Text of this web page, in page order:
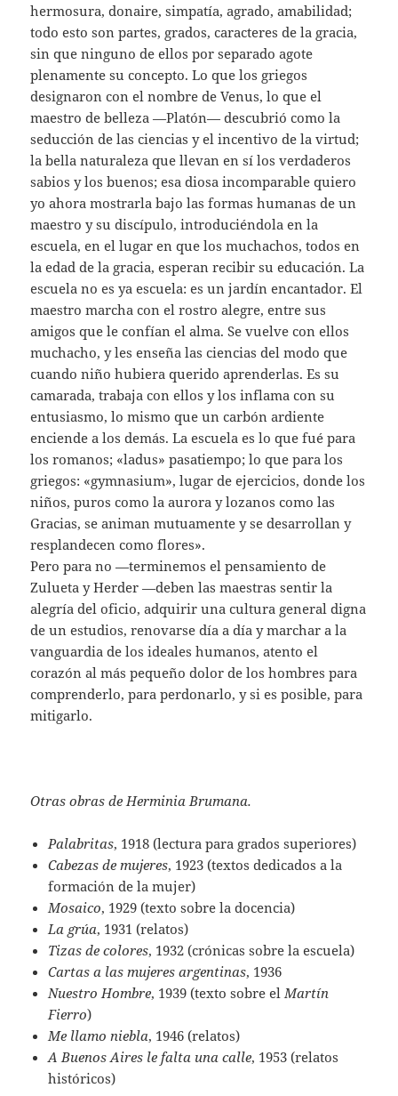
hermosura, donaire, simpatía, agrado, amabilidad;
todo esto son partes, grados, caracteres de la gracia,
sin que ninguno de ellos por separado agote
plenamente su concepto. Lo que los griegos
designaron con el nombre de Venus, lo que el
maestro de belleza —Platón— descubrió como la
seducción de las ciencias y el incentivo de la virtud;
la bella naturaleza que llevan en sí los verdaderos
sabios y los buenos; esa diosa incomparable quiero
yo ahora mostrarla bajo las formas humanas de un
maestro y su discípulo, introduciéndola en la
escuela, en el lugar en que los muchachos, todos en
la edad de la gracia, esperan recibir su educación. La
escuela no es ya escuela: es un jardín encantador. El
maestro marcha con el rostro alegre, entre sus
amigos que le confían el alma. Se vuelve con ellos
muchacho, y les enseña las ciencias del modo que
cuando niño hubiera querido aprenderlas. Es su
camarada, trabaja con ellos y los inflama con su
entusiasmo, lo mismo que un carbón ardiente
enciende a los demás. La escuela es lo que fué para
los romanos; «ladus» pasatiempo; lo que para los
griegos: «gymnasium», lugar de ejercicios, donde los
niños, puros como la aurora y lozanos como las
Gracias, se animan mutuamente y se desarrollan y
resplandecen como flores».
Pero para no —terminemos el pensamiento de
Zulueta y Herder —deben las maestras sentir la
alegría del oficio, adquirir una cultura general digna
de un estudios, renovarse día a día y marchar a la
vanguardia de los ideales humanos, atento el
corazón al más pequeño dolor de los hombres para
comprenderlo, para perdonarlo, y si es posible, para
mitigarlo.
Otras obras de Herminia Brumana.
Palabritas, 1918 (lectura para grados superiores)
Cabezas de mujeres, 1923 (textos dedicados a la
formación de la mujer)
Mosaico, 1929 (texto sobre la docencia)
La grúa, 1931 (relatos)
Tizas de colores, 1932 (crónicas sobre la escuela)
Cartas a las mujeres argentinas, 1936
Nuestro Hombre, 1939 (texto sobre el Martín
Fierro)
Me llamo niebla, 1946 (relatos)
A Buenos Aires le falta una calle, 1953 (relatos
históricos)